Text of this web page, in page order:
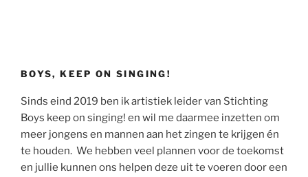
BOYS, KEEP ON SINGING!
Sinds eind 2019 ben ik artistiek leider van Stichting
Boys keep on singing! en wil me daarmee inzetten om
meer jongens en mannen aan het zingen te krijgen én
te houden. We hebben veel plannen voor de toekomst
en jullie kunnen ons helpen deze uit te voeren door een